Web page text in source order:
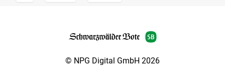
© NPG Digital GmbH 2026